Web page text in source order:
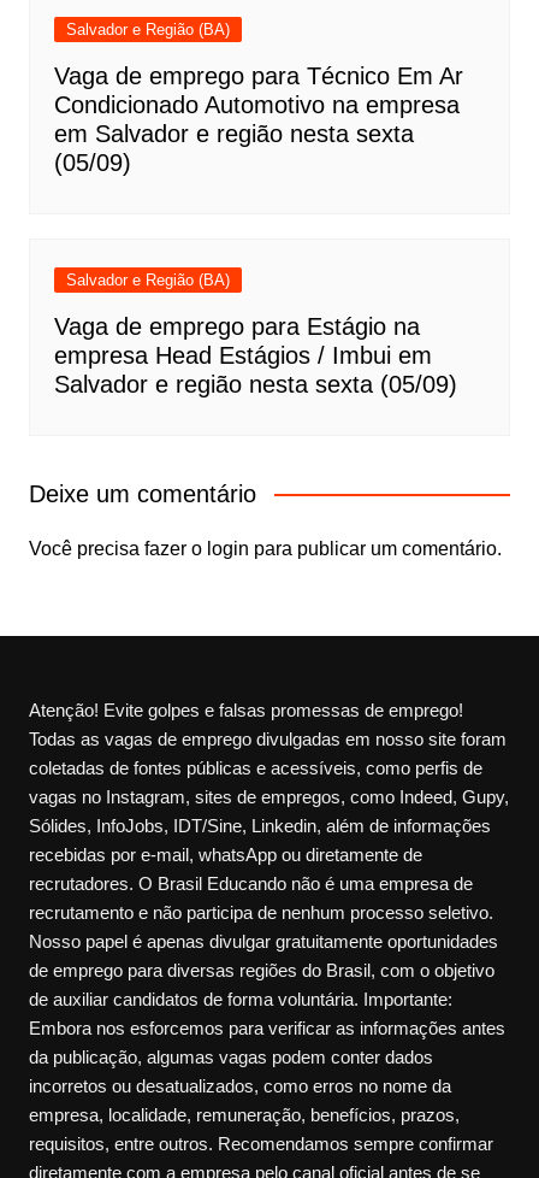
Salvador e Região (BA)
Vaga de emprego para Técnico Em Ar
Condicionado Automotivo na empresa
em Salvador e região nesta sexta
(05/09)
Salvador e Região (BA)
Vaga de emprego para Estágio na
empresa Head Estágios / Imbui em
Salvador e região nesta sexta (05/09)
Deixe um comentário
Você precisa fazer o login para publicar um comentário.
Atenção! Evite golpes e falsas promessas de emprego!
Todas as vagas de emprego divulgadas em nosso site foram
coletadas de fontes públicas e acessíveis, como perfis de
vagas no Instagram, sites de empregos, como Indeed, Gupy,
Sólides, InfoJobs, IDT/Sine, Linkedin, além de informações
recebidas por e-mail, whatsApp ou diretamente de
recrutadores. O Brasil Educando não é uma empresa de
recrutamento e não participa de nenhum processo seletivo.
Nosso papel é apenas divulgar gratuitamente oportunidades
de emprego para diversas regiões do Brasil, com o objetivo
de auxiliar candidatos de forma voluntária. Importante:
Embora nos esforcemos para verificar as informações antes
da publicação, algumas vagas podem conter dados
incorretos ou desatualizados, como erros no nome da
empresa, localidade, remuneração, benefícios, prazos,
requisitos, entre outros. Recomendamos sempre confirmar
diretamente com a empresa pelo canal oficial antes de se